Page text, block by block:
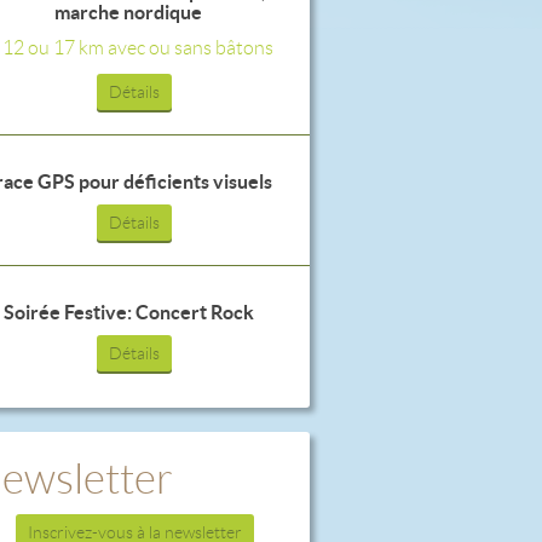
marche nordique
12 ou 17 km avec ou sans bâtons
Détails
GPS pour déficients visuels
Détails
Soirée Festive: Concert Rock
Détails
Inscrivez-vous à la newsletter